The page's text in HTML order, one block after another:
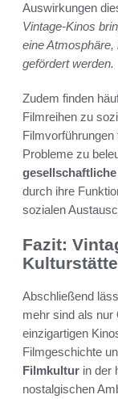
Auswirkungen
Vintage-Kinos
eine
gefördert werden.
Zudem finden
Filmreihen zu
Probleme zu
durch ihre
sozialen
Fazit:
Abschließend
mehr sind als nur
einzigartigen
Filmgeschichte
Filmkultur in der
nostalgischen